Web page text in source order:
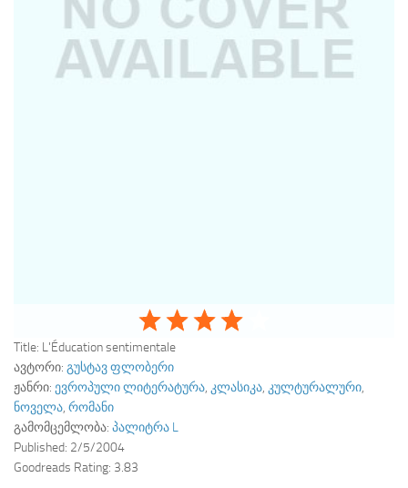
Title: L'Éducation sentimentale
ავტორი: გუსტავ ფლობერი
ჟანრი: ევროპული ლიტერატურა, კლასიკა, კულტურალური,
ნოველა, რომანი
გამომცემლობა: პალიტრა L
Published: 2/5/2004
Goodreads Rating: 3.83